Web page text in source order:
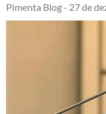
Pimenta Blog - 27 de